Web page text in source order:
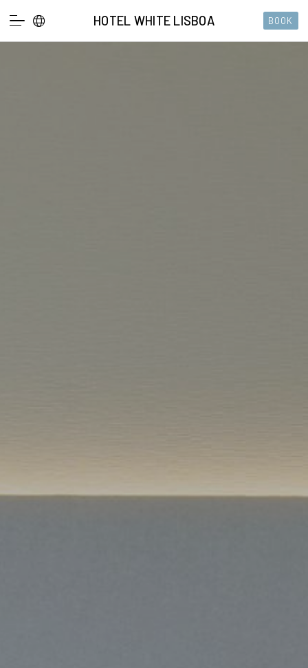
HOTEL WHITE LISBOA BOOK